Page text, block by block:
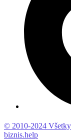
© 2010-2024 Všetky
biznis.help